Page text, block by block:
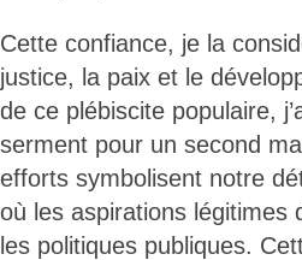
Cette confiance, je la
justice, la paix et le
de ce plébiscite populaire,
serment pour un second
efforts symbolisent notre
où les aspirations légitimes
les politiques publiques.